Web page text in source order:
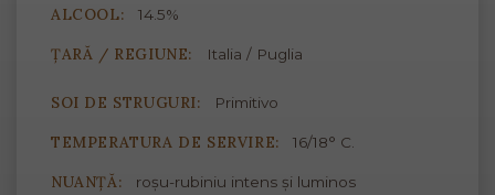
ALCOOL: 14.5%
ȚARĂ / REGIUNE: Italia / Puglia
SOI DE STRUGURI: Primitivo
TEMPERATURA DE SERVIRE: 16/18° C.
NUANȚĂ: roșu-rubiniu intens și luminos